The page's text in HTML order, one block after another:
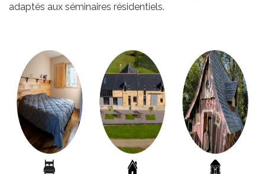
adaptés aux séminaires résidentiels.